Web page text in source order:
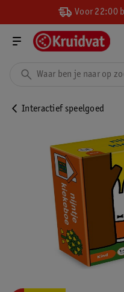
Voor 22:00
Interactief speelgoed